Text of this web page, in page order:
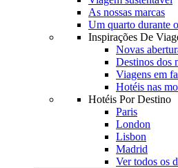
As nossas marcas
Um quarto durante
Inspirações De
Novas
Destinos dos
Viagens em
Hotéis nas
Hotéis Por Destino
Paris
London
Lisbon
Madrid
Ver todos os